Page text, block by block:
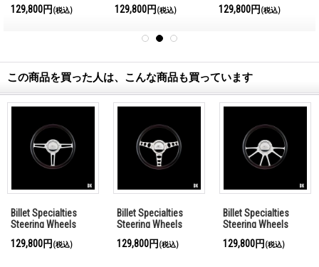
129,800円 (税込) 129,800円 (税込) 129,800円 (税込)
この商品を買った人は、こんな商品も買っています
Billet Specialties
Steering Wheels
129,800円 (税込)
Billet Specialties
Steering Wheels
129,800円 (税込)
Billet Specialties
Steering Wheels
129,800円 (税込)